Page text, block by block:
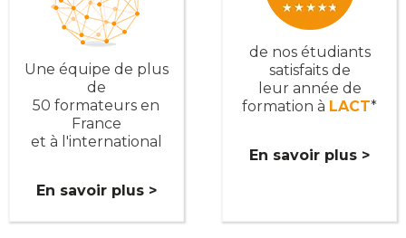
Une équipe de plus
de
50 formateurs en
France
et à l'international
En savoir plus >
de nos étudiants
satisfaits de
leur année de
formation à LACT*
En savoir plus >